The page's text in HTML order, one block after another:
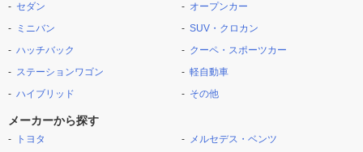
セダン
ミニバン
ハッチバック
ステーションワゴン
ハイブリッド
オープンカー
SUV・クロカン
クーペ・スポーツカー
軽自動車
その他
メーカーから探す
トヨタ
メルセデス・ベンツ